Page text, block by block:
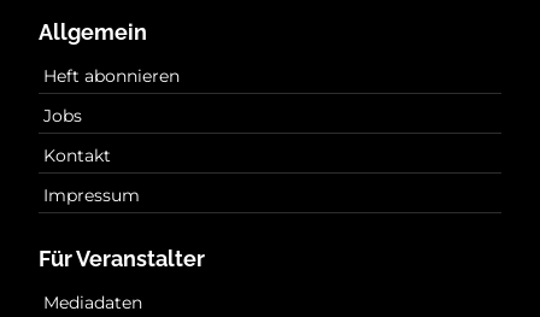
Allgemein
Heft abonnieren
Jobs
Kontakt
Impressum
Für Veranstalter
Mediadaten